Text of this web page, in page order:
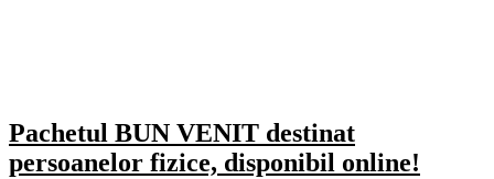
Pachetul BUN VENIT destinat
persoanelor fizice, disponibil online!